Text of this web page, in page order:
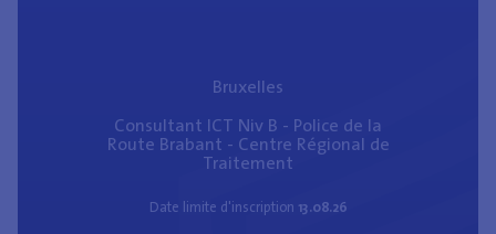
Bruxelles
Consultant ICT Niv B - Police de la
Route Brabant - Centre Régional de
Traitement
Date limite d'inscription 13.08.26